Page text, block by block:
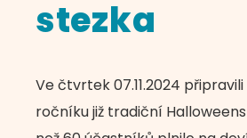
stezka
Ve čtvrtek 07.11.2024
ročníku již tradiční